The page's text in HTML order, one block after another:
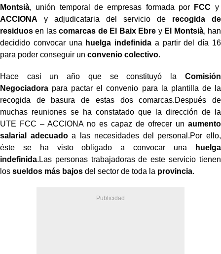
Montsià, unión temporal de empresas formada porFCC y
ACCIONA y adjudicataria del servicio de recogida de
residuos en lascomarcas de El Baix Ebre y El Montsià, han
decidido convocar una huelga indefinida a partir del día 16
para poder conseguir un convenio colectivo.
Hace casi un año que se constituyó la Comisión
Negociadora para pactar el convenio para la plantilla de la
recogida de basura de estas dos comarcas.Después de
muchas reuniones se ha constatado que la dirección de la
UTE FCC – ACCIONA no es capaz de ofrecer un aumento
salarial adecuadoa las necesidades del personal.Por ello,
éste se ha visto obligado a convocar una
huelga
indefinida.Las personas trabajadoras de este servicio tienen
los sueldos más bajos del sector de toda la provincia.